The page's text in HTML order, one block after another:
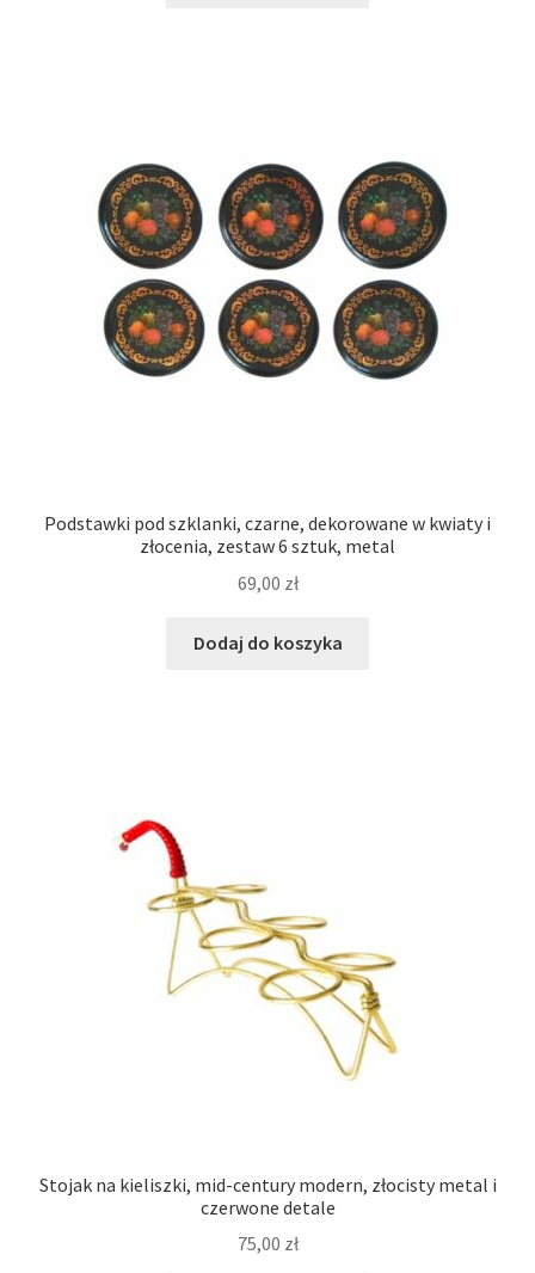
Podstawki pod szklanki, czarne, dekorowane w kwiaty i
złocenia, zestaw 6 sztuk, metal
69,00 zł
Dodaj do koszyka
Stojak na kieliszki, mid-century modern, złocisty metal i
czerwone detale
75,00 zł